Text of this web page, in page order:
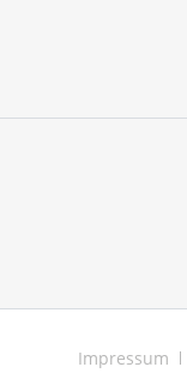
Navigation
Impressum